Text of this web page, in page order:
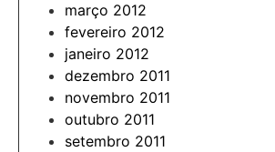
março 2012
fevereiro 2012
janeiro 2012
dezembro 2011
novembro 2011
outubro 2011
setembro 2011